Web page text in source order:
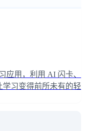
应用，利用 AI 闪卡、
习变得前所未有的轻